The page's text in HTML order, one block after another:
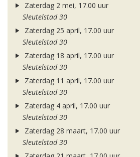
Zaterdag 2 mei, 17.00 uur
Sleutelstad 30
Zaterdag 25 april, 17.00 uur
Sleutelstad 30
Zaterdag 18 april, 17.00 uur
Sleutelstad 30
Zaterdag 11 april, 17.00 uur
Sleutelstad 30
Zaterdag 4 april, 17.00 uur
Sleutelstad 30
Zaterdag 28 maart, 17.00 uur
Sleutelstad 30